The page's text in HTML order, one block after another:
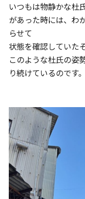
いつもは物静かな杜
があった時には、わ
らせて
状態を確認していたそ
このような杜氏の姿
り続けているのです。